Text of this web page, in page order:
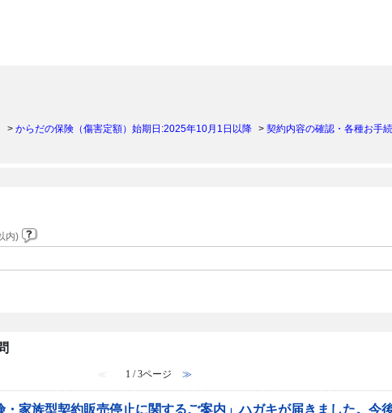
> からだの保険（傷害定額）始期日:2025年10月1日以降 > 契約内容の確認・各種お手続
内)
≪ 1 / 3ページ ≫
・家族型契約販売停止に関するご案内」ハガキが届きました。今